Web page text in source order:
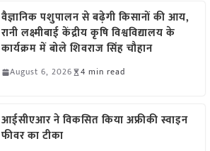
वैज्ञानिक पशुपालन से बढ़ेगी किसानों की आय,
रानी लक्ष्मीबाई केंद्रीय कृषि विश्वविद्यालय के
कार्यक्रम में बोले शिवराज सिंह चौहान
August 6, 2026 4 min read
आईसीएआर ने विकसित किया अफ्रीकी स्वाइन
फीवर का टीका